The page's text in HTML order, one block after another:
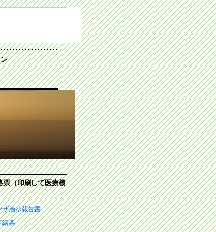
票（印刷して医療機
ザ治ゆ報告書
絡票